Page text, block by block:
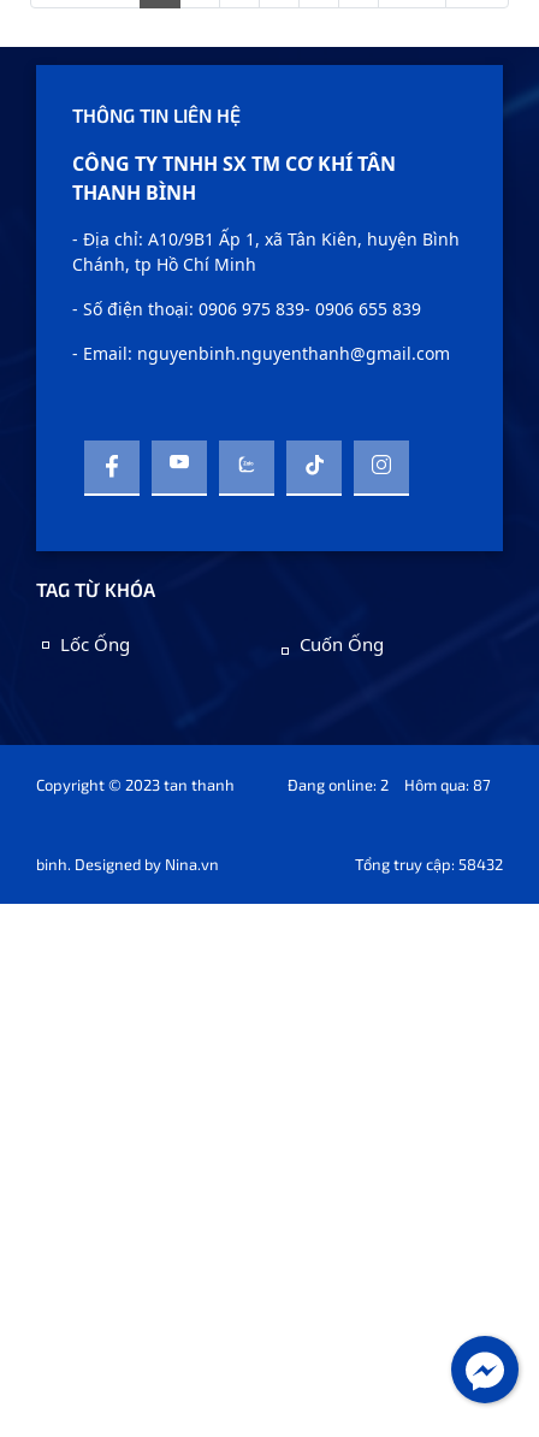
THÔNG TIN LIÊN HỆ
CÔNG TY TNHH SX TM CƠ KHÍ TÂN
THANH BÌNH
- Địa chỉ: A10/9B1 Ấp 1, xã Tân Kiên, huyện Bình
Chánh, tp Hồ Chí Minh
- Số điện thoại: 0906 975 839- 0906 655 839
- Email: nguyenbinh.nguyenthanh@gmail.com
TAG TỪ KHÓA
Lốc Ống Cuốn Ống
Copyright © 2023 tan thanh
binh. Designed by Nina.vn
Đang online: 2 Hôm qua: 87
Tổng truy cập: 58432